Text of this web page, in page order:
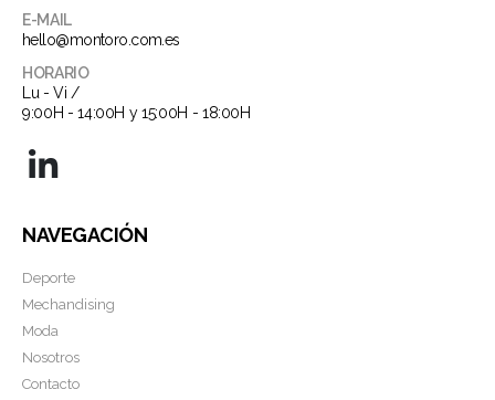
E-MAIL
hello@montoro.com.es
HORARIO
Lu - Vi /
9:00H - 14:00H y 15:00H - 18:00H
NAVEGACIÓN
Deporte
Mechandising
Moda
Nosotros
Contacto